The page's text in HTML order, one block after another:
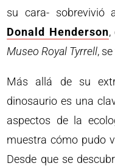
su cara- sobrevivió
Donald Henderson,
Museo Royal Tyrrell,
Más allá de su
dinosaurio es una
aspectos de la
muestra cómo pudo
Desde que se